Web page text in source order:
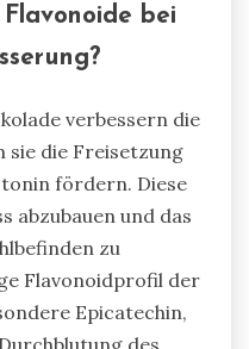
bei
verbessern die
sie die Freisetzung
fördern. Diese
abzubauen und das
zu
Flavonoidprofil der
Epicatechin,
des